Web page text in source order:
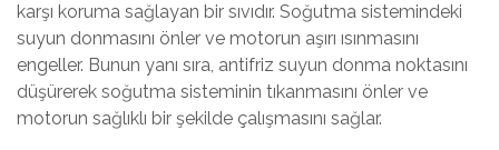
karşı koruma sağlayan bir sıvıdır. Soğutma sistemindeki
suyun donmasını önler ve motorun aşırı ısınmasını
engeller. Bunun yanı sıra, antifriz suyun donma noktasını
düşürerek soğutma sisteminin tıkanmasını önler ve
motorun sağlıklı bir şekilde çalışmasını sağlar.